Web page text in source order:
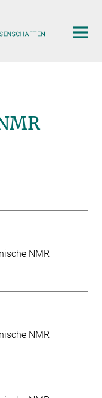
NMR
NMR